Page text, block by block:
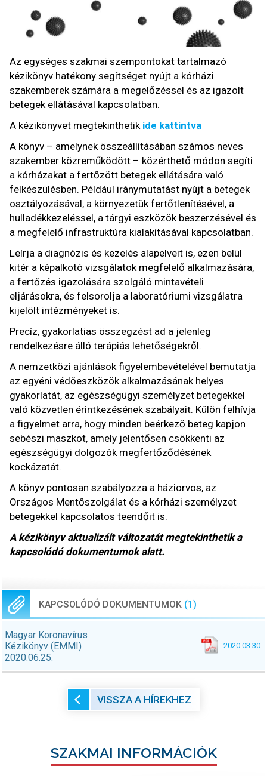
Az egységes szakmai szempontokat tartalmazó
kézikönyv hatékony segítséget nyújt a kórházi
szakemberek számára a megelőzéssel és az igazolt
betegek ellátásával kapcsolatban.
A kézikönyvet megtekinthetik ide kattintva
A könyv – amelynek összeállításában számos neves
szakember közreműködött – közérthető módon segíti
a kórházakat a fertőzött betegek ellátására való
felkészülésben. Például iránymutatást nyújt a betegek
osztályozásával, a környezetük fertőtlenítésével, a
hulladékkezeléssel, a tárgyi eszközök beszerzésével és
a megfelelő infrastruktúra kialakításával kapcsolatban.
Leírja a diagnózis és kezelés alapelveit is, ezen belül
kitér a képalkotó vizsgálatok megfelelő alkalmazására,
a fertőzés igazolására szolgáló mintavételi
eljárásokra, és felsorolja a laboratóriumi vizsgálatra
kijelölt intézményeket is.
Precíz, gyakorlatias összegzést ad a jelenleg
rendelkezésre álló terápiás lehetőségekről.
A nemzetközi ajánlások figyelembevételével bemutatja
az egyéni védőeszközök alkalmazásának helyes
gyakorlatát, az egészségügyi személyzet betegekkel
való közvetlen érintkezésének szabályait. Külön felhívja
a figyelmet arra, hogy minden beérkező beteg kapjon
sebészi maszkot, amely jelentősen csökkenti az
egészségügyi dolgozók megfertőződésének
kockázatát.
A könyv pontosan szabályozza a háziorvos, az
Országos Mentőszolgálat és a kórházi személyzet
betegekkel kapcsolatos teendőit is.
A kézikönyv aktualizált változatát megtekinthetik a
kapcsolódó dokumentumok alatt.
KAPCSOLÓDÓ DOKUMENTUMOK (1)
Magyar Koronavírus
Kézikönyv (EMMI)
2020.06.25.
2020.03.30.
VISSZA A HÍREKHEZ
SZAKMAI INFORMÁCIÓK